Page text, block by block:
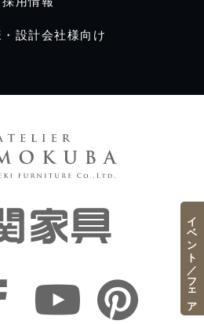
設計会社様向け
イベント／フェア